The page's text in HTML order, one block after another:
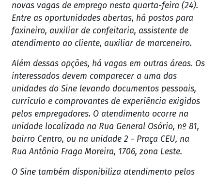
novas vagas de emprego nesta quarta-feira (24).
Entre as oportunidades abertas, há postos para
faxineiro, auxiliar de confeitaria, assistente de
atendimento ao cliente, auxiliar de marceneiro.
Além dessas opções, há vagas em outras áreas. Os
interessados devem comparecer a uma das
unidades do Sine levando documentos pessoais,
currículo e comprovantes de experiência exigidos
pelos empregadores. O atendimento ocorre na
unidade localizada na Rua General Osório, nº 81,
bairro Centro, ou na unidade 2 - Praça CEU, na
Rua Antônio Fraga Moreira, 1706, zona Leste.
O Sine também disponibiliza atendimento pelos